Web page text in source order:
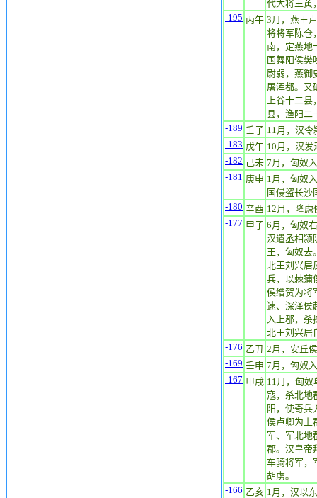
代大将王黄
-195 丙午 3月，燕王
将将军陈仓
南，定燕地
国舞阳侯樊
尉弱，燕御
屠浑都。又
上谷十二
县，渔阳二
-189 壬子 11月，汉令
-183 戊午 10月，汉发
-182 己未 7月，匈奴
-181 庚申 1月，匈奴
国侵盗长沙
-180 辛酉 12月，隆虑
-177 甲子 6月，匈奴
汉遣丞相颍
王，匈奴去
北王刘兴居
兵，以棘蒲
侯缯贺为将
速、深泽侯
入上郡，杀
北王刘兴居
-176 乙丑 2月，安丘
-169 壬申 7月，匈奴
-167 甲戌 11月，匈奴
寇，杀北地
阳，使奇兵
侯卢卿为上
军、军北地
郡。汉皇帝
车骑将军，
胡虏。
-166 乙亥 1月，汉以